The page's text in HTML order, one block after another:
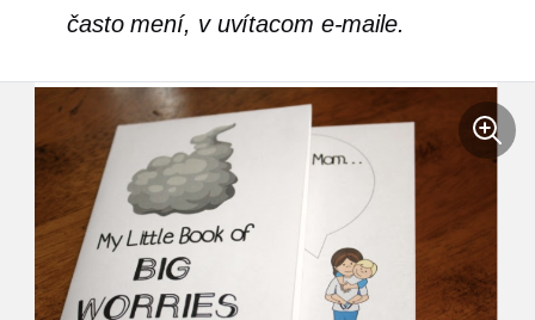
často mení, v uvítacom e-maile.